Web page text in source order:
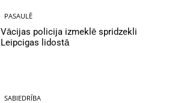
PASAULĒ
Vācijas policija izmeklē spridzekli
Leipcigas lidostā
SABIEDRĪBA